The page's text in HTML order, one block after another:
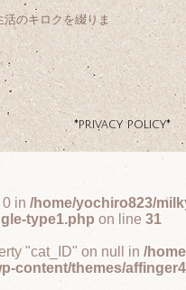
のキロクを綴りま
*privacy policy*
in /home/yochiro823/
type1.php on line 31
"cat_ID" on null in /
content/themes/